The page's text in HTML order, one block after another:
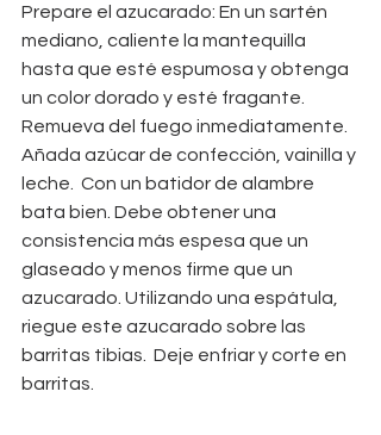
Prepare el azucarado: En un sartén
mediano, caliente la mantequilla
hasta que esté espumosa y obtenga
un color dorado y esté fragante.
Remueva del fuego inmediatamente.
Añada azúcar de confección, vainilla y
leche.  Con un batidor de alambre
bata bien. Debe obtener una
consistencia más espesa que un
glaseado y menos firme que un
azucarado. Utilizando una espátula,
riegue este azucarado sobre las
barritas tibias.  Deje enfriar y corte en
barritas.